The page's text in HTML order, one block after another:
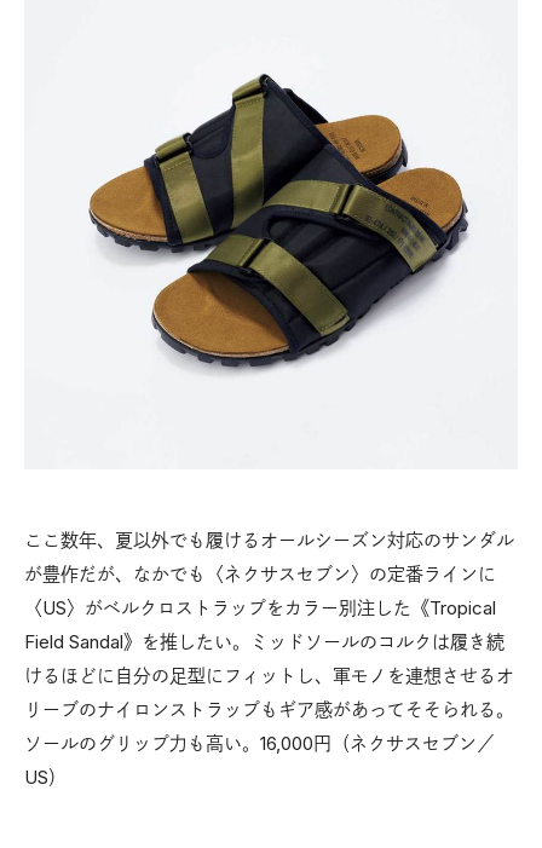
ここ数年、夏以外でも履けるオールシーズン対応のサンダル
が豊作だが、なかでも〈ネクサスセブン〉の定番ラインに
〈US〉がベルクロストラップをカラー別注した《Tropical
Field Sandal》を推したい。ミッドソールのコルクは履き続
けるほどに自分の足型にフィットし、軍モノを連想させるオ
リーブのナイロンストラップもギア感があってそそられる。
ソールのグリップ力も高い。16,000円（ネクサスセブン／
US）